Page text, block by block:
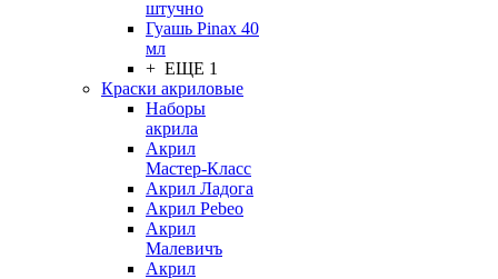
штучно
Гуашь Pinax 40
мл
+ ЕЩЕ 1
Краски акриловые
Наборы
акрила
Акрил
Мастер-Класс
Акрил Ладога
Акрил Pebeo
Акрил
Малевичъ
Акрил